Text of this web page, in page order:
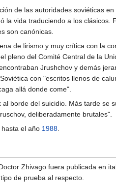
de las autoridades soviéticas
la vida traduciendo a los clásicos.
son canónicas.
de lirismo y muy crítica con la
pleno del Comité Central de la
Jrushchov y demás
con "escritos llenos de
allá donde come".
borde del suicidio. Más tarde
deliberadamente brutales".
el año 1988
Doctor Zhivago fuera publicada en
de prueba al respecto.